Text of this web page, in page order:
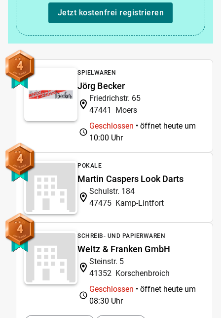
Jetzt kostenfrei registrieren
4 SPIELWAREN
Jörg Becker
Friedrichstr. 65
47441
Moers
Geschlossen • öffnet heute um
10:00 Uhr
4 POKALE
Martin Caspers Look Darts
Schulstr. 184
47475 Kamp-Lintfort
4 SCHREIB- UND PAPIERWAREN
Weitz & Franken GmbH
Steinstr. 5
41352 Korschenbroich
Geschlossen • öffnet heute um
08:30 Uhr